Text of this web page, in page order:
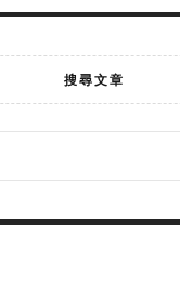
搜尋文章